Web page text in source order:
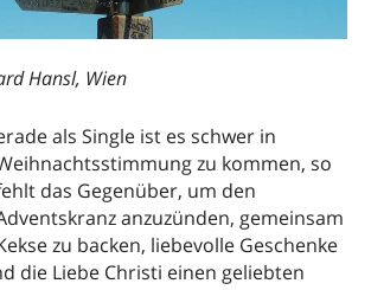
Hansl, Wien
als Single ist es schwer in
zu kommen, so
das Gegenüber, um den
anzuzünden, gemeinsam
zu backen, liebevolle Geschenke
die Liebe Christi einen geliebten